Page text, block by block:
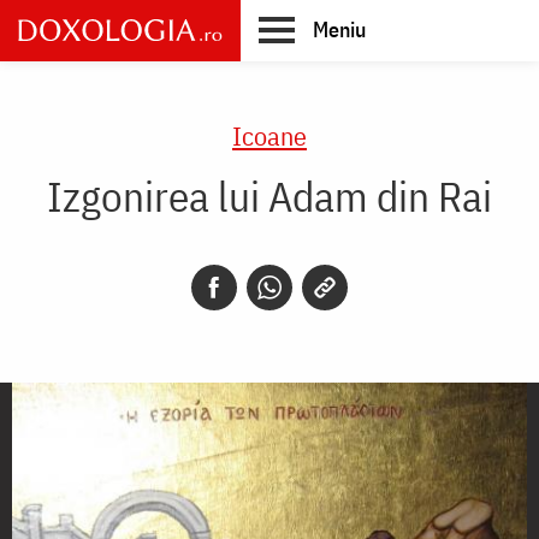
Skip
to
main
Meniu
Icoane
Izgonirea lui Adam din Rai